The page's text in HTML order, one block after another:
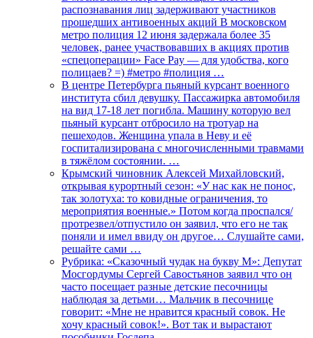
распознавания лиц задерживают участников
прошедших антивоенных акций В московском
метро полиция 12 июня задержала более 35
человек, ранее участвовавших в акциях против
«спецоперации» Face Pay — для удобства, кого
полицаев? =) #метро #полиция …
В центре Петербурга пьяный курсант военного
института сбил девушку. Пассажирка автомобиля
на вид 17-18 лет погибла. Машину которую вел
пьяный курсант отбросило на тротуар на
пешеходов. Женщина упала в Неву и её
госпитализирована с многочисленными травмами
в тяжёлом состоянии. …
Крымский чиновник Алексей Михайловский,
открывая курортный сезон: «У нас как не понос,
так золотуха: то ковидные ограничения, то
мероприятия военные.» Потом когда проспался/
протрезвел/отпустило он заявил, что его не так
поняли и имел ввиду он другое… Слушайте сами,
решайте сами …
Рубрика: «Сказочный чудак на букву М»: Депутат
Мосгордумы Сергей Савостьянов заявил что он
часто посещает разные детские песочницы
наблюдая за детьми… Мальчик в песочнице
говорит: «Мне не нравится красный совок. Не
хочу красный совок!». Вот так и вырастают